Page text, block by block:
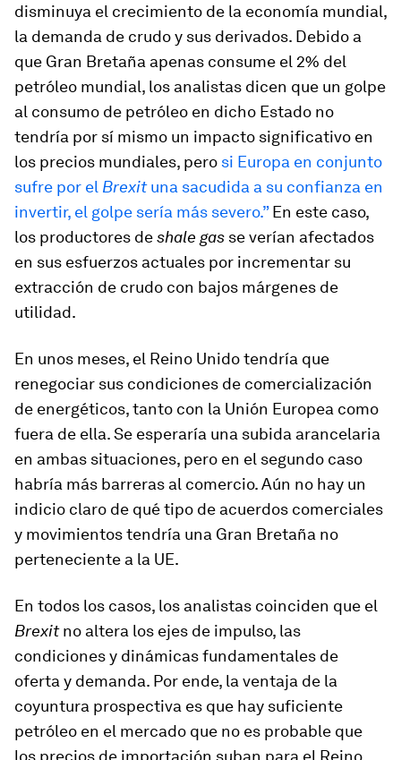
disminuya el crecimiento de la economía mundial,
la demanda de crudo y sus derivados. Debido a
que Gran Bretaña apenas consume el 2% del
petróleo mundial, los analistas dicen que un golpe
al consumo de petróleo en dicho Estado no
tendría por sí mismo un impacto significativo en
los precios mundiales, pero si Europa en conjunto
sufre por el Brexituna sacudida a su confianza en
invertir, el golpe sería más severo.”En este caso,
los productores deshale gas se verían afectados
en sus esfuerzos actuales por incrementar su
extracción de crudo con bajos márgenes de
utilidad.
En unos meses, el Reino Unido tendría que
renegociar sus condiciones de comercialización
de energéticos, tanto con la Unión Europea como
fuera de ella. Se esperaría una subida arancelaria
en ambas situaciones, pero en el segundo caso
habría más barreras al comercio. Aún no hay un
indicio claro de qué tipo de acuerdos comerciales
y movimientos tendría una Gran Bretaña no
perteneciente a la UE.
En todos los casos, los analistas coinciden que el
Brexitno altera los ejes de impulso, las
condiciones y dinámicas fundamentales de
oferta y demanda. Por ende, la ventaja de la
coyuntura prospectiva es que hay suficiente
petróleo en el mercado que no es probable que
los precios de importación suban para el Reino